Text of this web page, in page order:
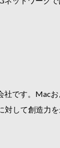
です。Mac
して創造力